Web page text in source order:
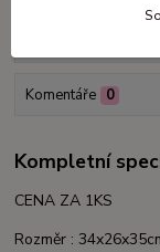
Komentáře 0
Kompletní
CENA ZA 1KS
Rozměr :